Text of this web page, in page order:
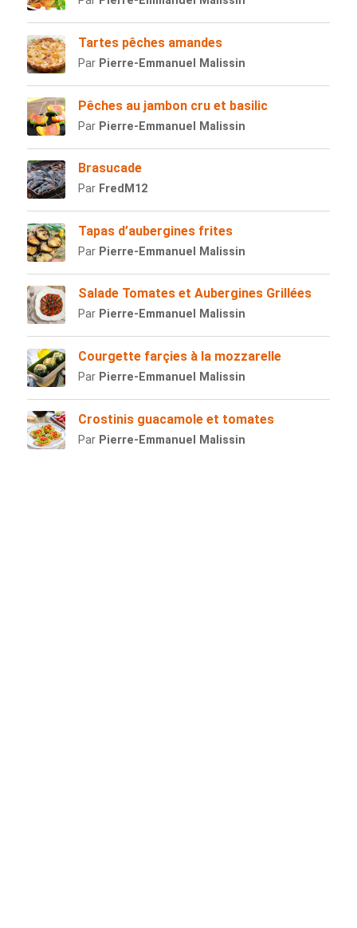
Tartes pêches amandes
Par Pierre-Emmanuel Malissin
Pêches au jambon cru et basilic
Par Pierre-Emmanuel Malissin
Brasucade
Par FredM12
Tapas d’aubergines frites
Par Pierre-Emmanuel Malissin
Salade Tomates et Aubergines Grillées
Par Pierre-Emmanuel Malissin
Courgette farçies à la mozzarelle
Par Pierre-Emmanuel Malissin
Crostinis guacamole et tomates
Par Pierre-Emmanuel Malissin